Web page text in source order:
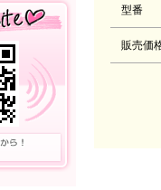
型番
販売価